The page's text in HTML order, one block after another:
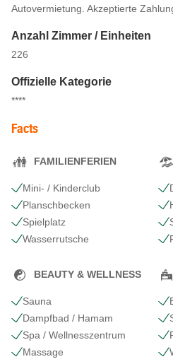
Autovermietung. Akzeptierte
Anzahl Zimmer / Einheiten
226
Offizielle Kategorie
****
Facts
FAMILIENFERIEN
Mini- / Kinderclub
Planschbecken
Spielplatz
Wasserrutsche
BEAUTY & WELLNESS
Sauna
Dampfbad / Hamam
Spa / Wellnesszentrum
Massage